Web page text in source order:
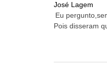
José Lagem
Eu
Pois disseram